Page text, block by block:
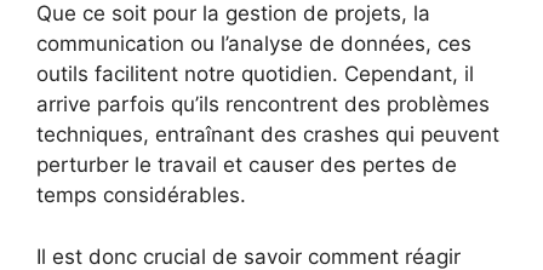
Que ce soit pour la gestion de projets, la
communication ou l’analyse de données, ces
outils facilitent notre quotidien. Cependant, il
arrive parfois qu’ils rencontrent des problèmes
techniques, entraînant des crashes qui peuvent
perturber le travail et causer des pertes de
temps considérables.
Il est donc crucial de savoir comment réagir